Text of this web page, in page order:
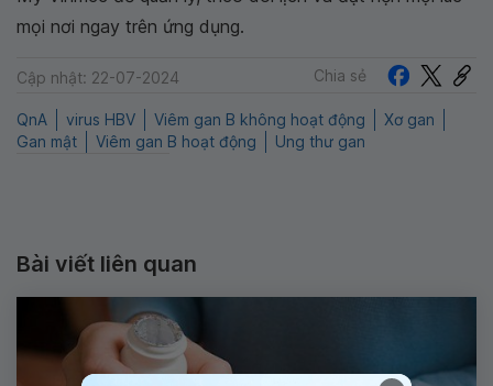
mọi nơi ngay trên ứng dụng.
Cập nhật: 22-07-2024 Chia sẻ
QnA virus HBV Viêm gan B không hoạt động
Xơ gan
Gan mật
Viêm gan B hoạt động Ung thư gan
Bài viết liên quan